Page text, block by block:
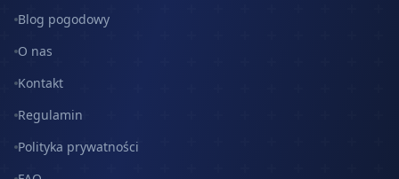
Blog pogodowy
O nas
Kontakt
Regulamin
Polityka prywatności